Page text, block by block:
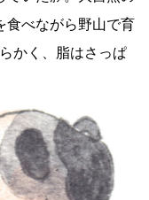
食べながら野山で育
かく、脂はさっぱ